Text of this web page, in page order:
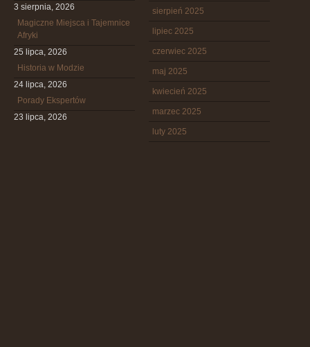
3 sierpnia, 2026
Magiczne Miejsca i Tajemnice
Afryki
25 lipca, 2026
Historia w Modzie
24 lipca, 2026
Porady Ekspertów
23 lipca, 2026
sierpień 2025
lipiec 2025
czerwiec 2025
maj 2025
kwiecień 2025
marzec 2025
luty 2025